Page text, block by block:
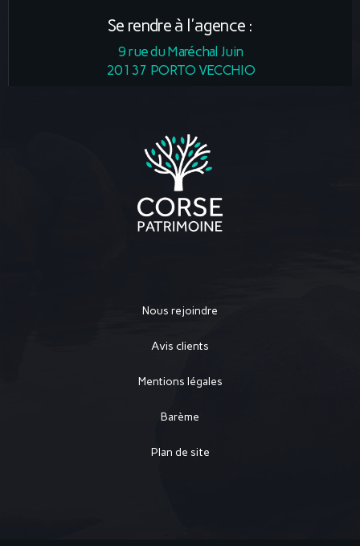
Se rendre à l'agence :
9 rue du Maréchal Juin
20137 PORTO VECCHIO
Nous rejoindre
Avis clients
Mentions légales
Barème
Plan de site